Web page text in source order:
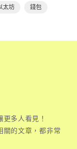
太坊 錢包
多人看見！
關的文章，都非常